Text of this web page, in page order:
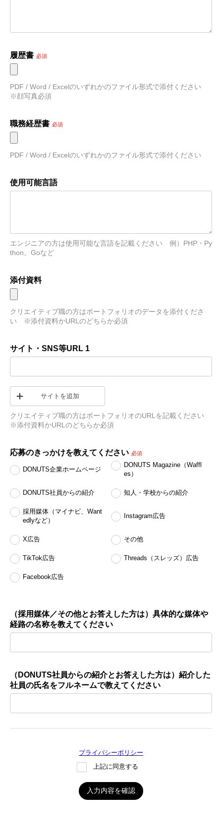
履歴書 必須
PDF / Word / Excelのいずれかのファイル形式で添付ください
※顔写真必須
職務経歴書 必須
PDF / Word / Excelのいずれかのファイル形式で添付ください
使用可能言語
エンジニアの方は使用可能な言語を記載ください　例）PHP・Py
thon。Goなど
添付資料
クリエイティブ職の方はポートフォリオのデータを添付くださ
い　※添付資料かURLのどちらか必須
サイト・SNS等URL 1
サイトを追加
クリエイティブ職の方はポートフォリオのURLを記載ください
※添付資料かURLのどちらか必須
応募のきっかけを教えてください 必須
DONUTS企業ホームページ
DONUTS Magazine（Waffl
es）
DONUTS社員からの紹介 知人・学校からの紹介
採用媒体（マイナビ、Want
edlyなど）
Instagram広告
X広告 その他
TikTok広告 Threads（スレッズ）広告
Facebook広告
（採用媒体／その他とお答えした方は）具体的な媒体や
経路の名称を教えてください
（DONUTS社員からの紹介とお答えした方は）紹介した
社員の氏名をフルネームで教えてください
プライバシーポリシー
上記に同意する
入力内容を確認